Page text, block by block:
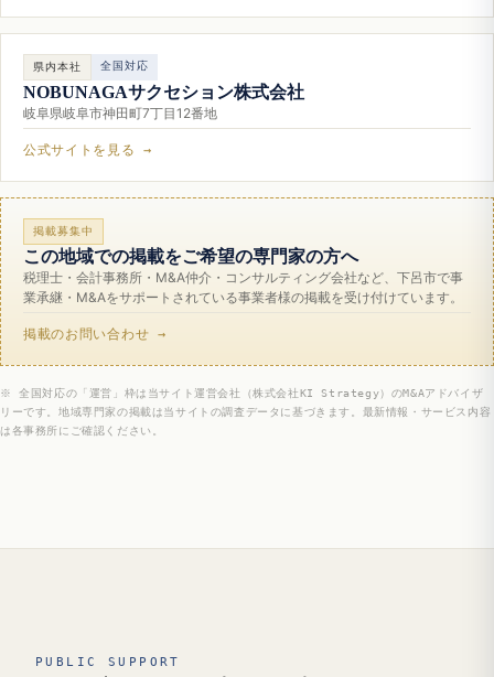
県内本社 全国対応
NOBUNAGAサクセション株式会社
岐阜県岐阜市神田町7丁目12番地
公式サイトを見る →
掲載募集中
この地域での掲載をご希望の専門家の方へ
税理士・会計事務所・M&A仲介・コンサルティング会社など、下呂市で事
業承継・M&Aをサポートされている事業者様の掲載を受け付けています。
掲載のお問い合わせ →
※ 全国対応の「運営」枠は当サイト運営会社（株式会社KI Strategy）のM&Aアドバイザ
リーです。地域専門家の掲載は当サイトの調査データに基づきます。最新情報・サービス内容
は各事務所にご確認ください。
PUBLIC SUPPORT